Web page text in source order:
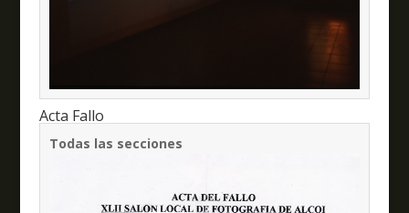
Acta Fallo
Todas las secciones